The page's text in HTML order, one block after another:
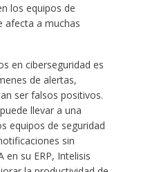
los equipos de
afecta a muchas
en ciberseguridad es
de alertas,
ser falsos positivos.
llevar a una
equipos de seguridad
sin
en su ERP, Intelisis